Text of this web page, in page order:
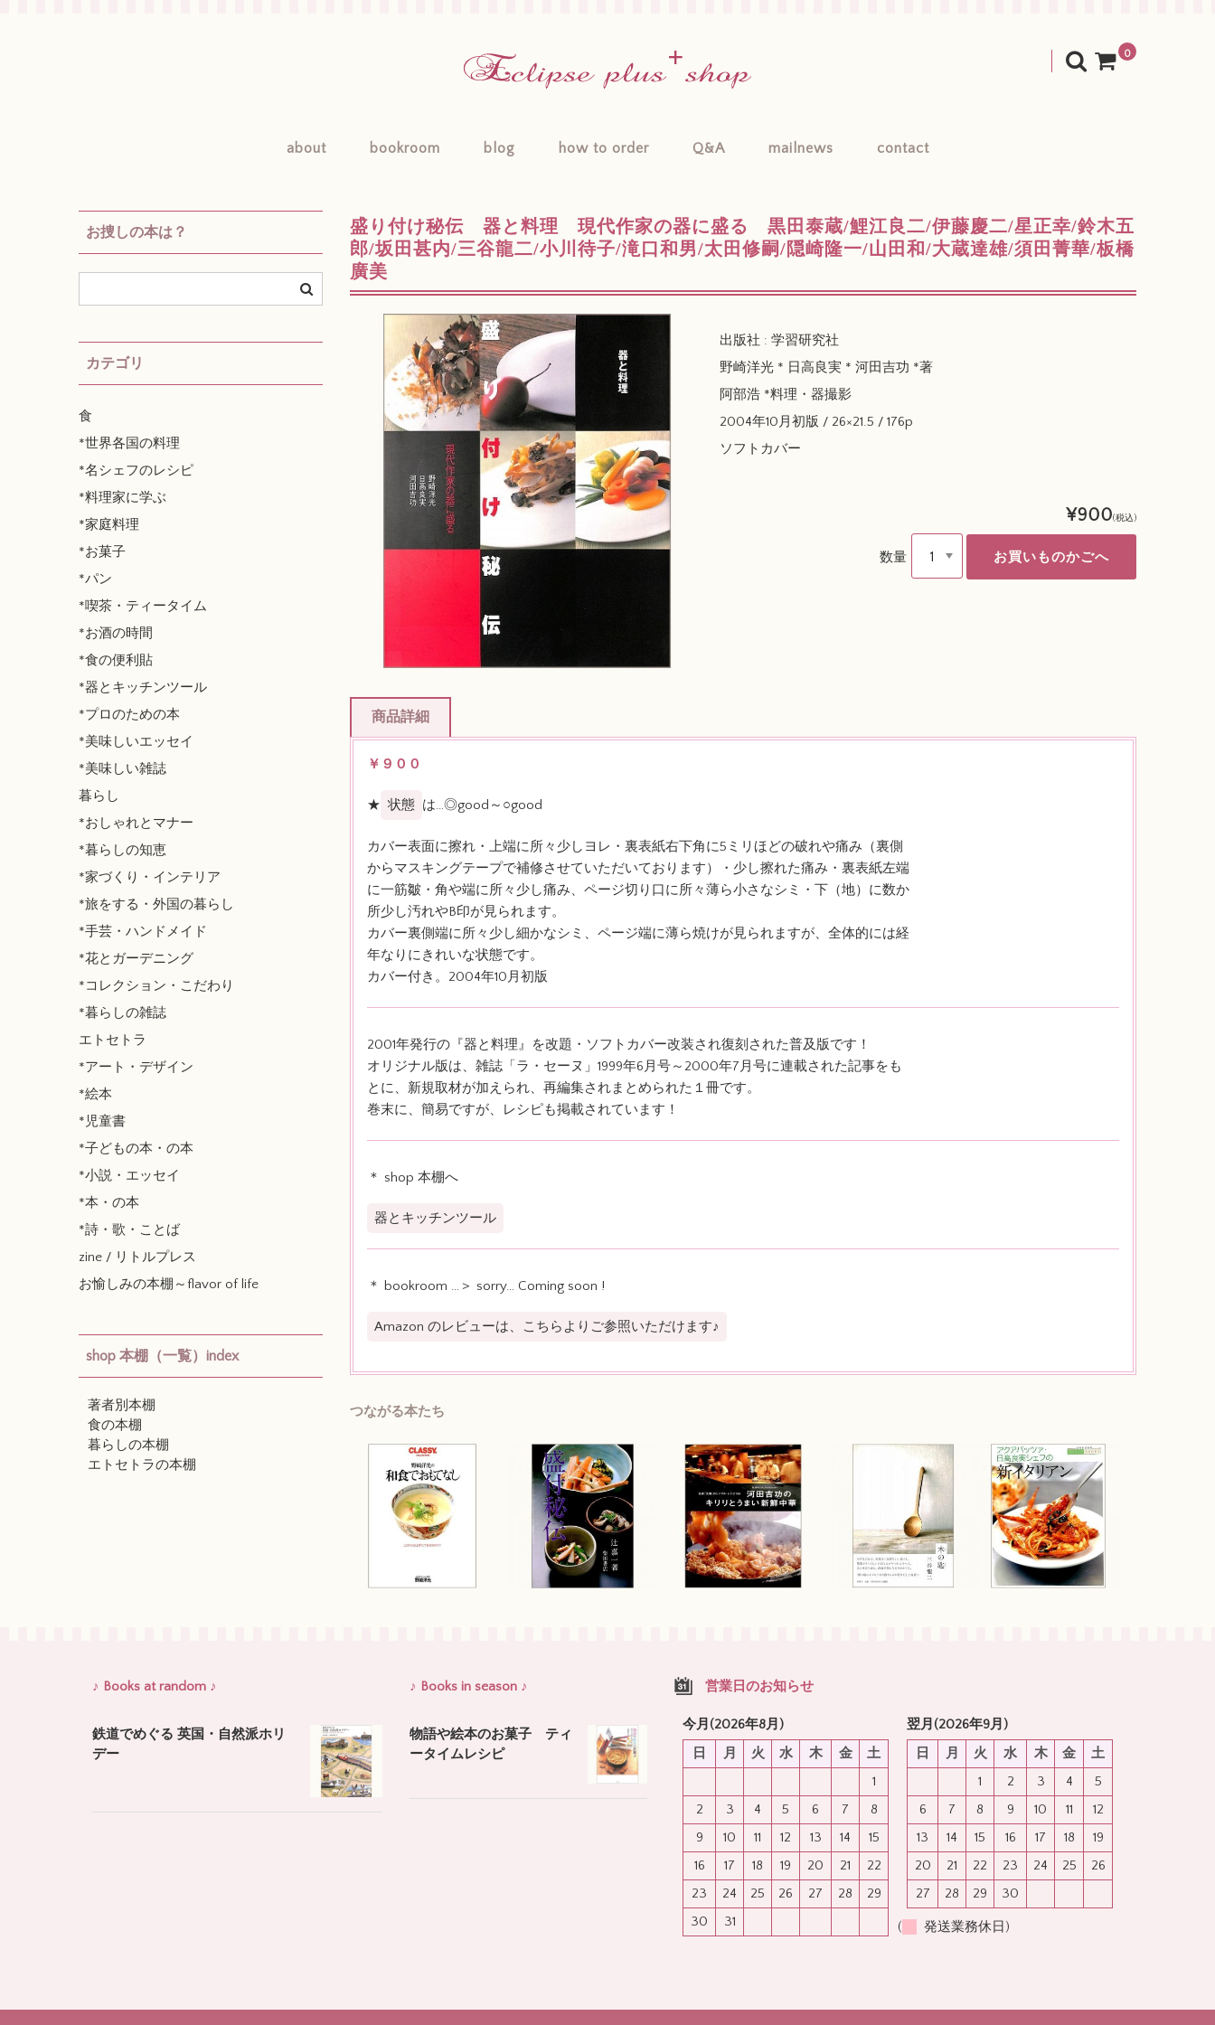
0
about bookroom blog how to order Q&A mailnews contact
盛り付け秘伝 器と料理 現代作家の器に盛る 黒田泰蔵/鯉江良二/伊藤慶二/星正幸/鈴木五
郎/坂田甚内/三谷龍二/小川待子/滝口和男/太田修嗣/隠崎隆一/山田和/大蔵達雄/須田菁華/板橋
廣美
出版社 : 学習研究社
野崎洋光 * 日高良実 * 河田吉功 *著
阿部浩 *料理・器撮影
2004年10月初版 / 26×21.5 / 176p
ソフトカバー
¥900(税込)
数量
商品詳細
￥９００
★ 状態 は…◎good～○good
カバー表面に擦れ・上端に所々少しヨレ・裏表紙右下角に5ミリほどの破れや痛み（裏側
からマスキングテープで補修させていただいております）・少し擦れた痛み・裏表紙左端
に一筋皺・角や端に所々少し痛み、ページ切り口に所々薄ら小さなシミ・下（地）に数か
所少し汚れやB印が見られます。
カバー裏側端に所々少し細かなシミ、ページ端に薄ら焼けが見られますが、全体的には経
年なりにきれいな状態です。
カバー付き。2004年10月初版
2001年発行の『器と料理』を改題・ソフトカバー改装され復刻された普及版です！
オリジナル版は、雑誌「ラ・セーヌ」1999年6月号～2000年7月号に連載された記事をも
とに、新規取材が加えられ、再編集されまとめられた１冊です。
巻末に、簡易ですが、レシピも掲載されています！
＊ shop 本棚へ
器とキッチンツール
＊ bookroom …＞ sorry… Coming soon !
Amazon のレビューは、こちらよりご参照いただけます♪
つながる本たち
お捜しの本は？
カテゴリ
食
*世界各国の料理
*名シェフのレシピ
*料理家に学ぶ
*家庭料理
*お菓子
*パン
*喫茶・ティータイム
*お酒の時間
*食の便利貼
*器とキッチンツール
*プロのための本
*美味しいエッセイ
*美味しい雑誌
暮らし
*おしゃれとマナー
*暮らしの知恵
*家づくり・インテリア
*旅をする・外国の暮らし
*手芸・ハンドメイド
*花とガーデニング
*コレクション・こだわり
*暮らしの雑誌
エトセトラ
*アート・デザイン
*絵本
*児童書
*子どもの本・の本
*小説・エッセイ
*本・の本
*詩・歌・ことば
zine / リトルプレス
お愉しみの本棚～flavor of life
shop 本棚（一覧）index
著者別本棚
食の本棚
暮らしの本棚
エトセトラの本棚
♪ Books at random ♪
鉄道でめぐる 英国・自然派ホリ
デー
♪ Books in season ♪
物語や絵本のお菓子 ティ
ータイムレシピ
営業日のお知らせ
今月(2026年8月)
日
月 火 水 木 金
土
1
2
3 4 5 6 7
8
9
10 11 12 13 14
15
16
17 18 19 20 21
22
23
24 25 26 27 28
29
30
31
翌月(2026年9月)
日
月 火 水 木 金
土
1
2 3 4
5
6
7 8 9 10 11
12
13
14 15 16 17 18
19
20
21 22 23 24 25
26
27
28 29 30
( 発送業務休日)